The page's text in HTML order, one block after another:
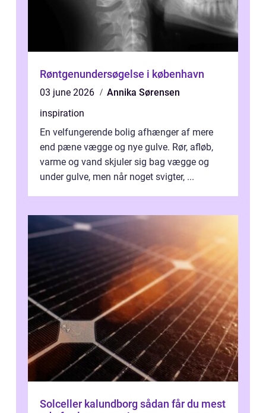
Røntgenundersøgelse i københavn
03 june 2026
Annika Sørensen
inspiration
En velfungerende bolig afhænger af mere
end pæne vægge og nye gulve. Rør, afløb,
varme og vand skjuler sig bag vægge og
under gulve, men når noget svigter, ...
Solceller kalundborg sådan får du mest